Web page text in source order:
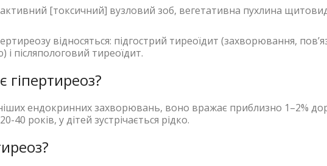
[токсичний] вузловий зоб, вегетативна пухлина
відносяться: підгострий тиреоїдит (захворювання,
післяпологовий тиреоїдит.
ендокринних захворювань, воно вражає приблизно 1–2%
40 років, у дітей зустрічається рідко.